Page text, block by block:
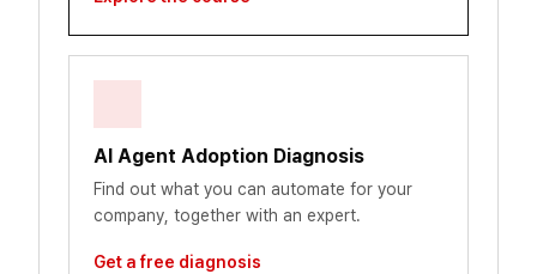
AI Agent Adoption Diagnosis
Find out what you can automate for your
company, together with an expert.
Get a free diagnosis